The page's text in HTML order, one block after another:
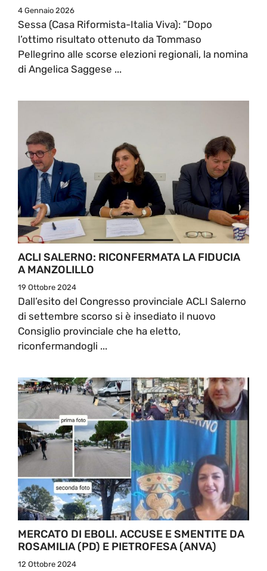
4 Gennaio 2026
Sessa (Casa Riformista-Italia Viva): “Dopo
l’ottimo risultato ottenuto da Tommaso
Pellegrino alle scorse elezioni regionali, la nomina
di Angelica Saggese ...
ACLI SALERNO: RICONFERMATA LA FIDUCIA
A MANZOLILLO
19 Ottobre 2024
Dall’esito del Congresso provinciale ACLI Salerno
di settembre scorso si è insediato il nuovo
Consiglio provinciale che ha eletto,
riconfermandogli ...
MERCATO DI EBOLI. ACCUSE E SMENTITE DA
ROSAMILIA (PD) E PIETROFESA (ANVA)
12 Ottobre 2024